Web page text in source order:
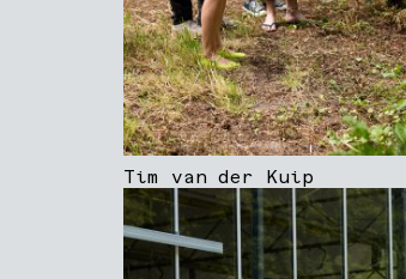
Tim van der Kuip